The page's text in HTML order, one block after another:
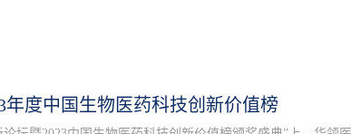
年度中国生物医药科技创新价值榜